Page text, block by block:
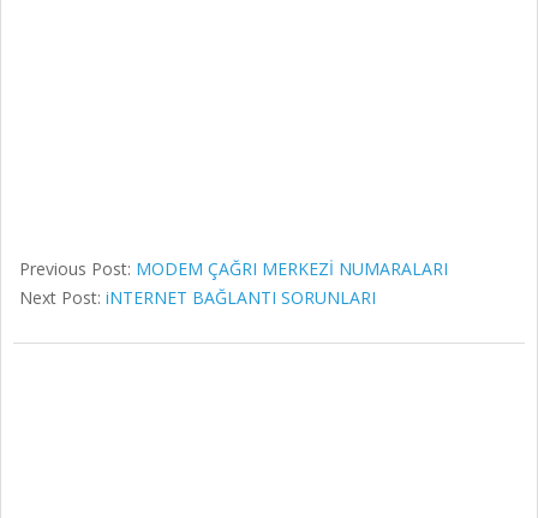
Previous Post: MODEM ÇAĞRI MERKEZİ NUMARALARI
Next Post: iNTERNET BAĞLANTI SORUNLARI